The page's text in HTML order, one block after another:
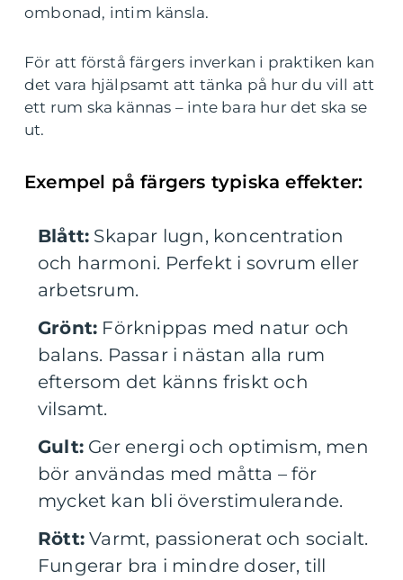
ombonad, intim känsla.
För att förstå färgers inverkan i praktiken kan
det vara hjälpsamt att tänka på hur du vill att
ett rum ska kännas – inte bara hur det ska se
ut.
Exempel på färgers typiska effekter:
Blått: Skapar lugn, koncentration
och harmoni. Perfekt i sovrum eller
arbetsrum.
Grönt: Förknippas med natur och
balans. Passar i nästan alla rum
eftersom det känns friskt och
vilsamt.
Gult: Ger energi och optimism, men
bör användas med måtta – för
mycket kan bli överstimulerande.
Rött: Varmt, passionerat och socialt.
Fungerar bra i mindre doser, till